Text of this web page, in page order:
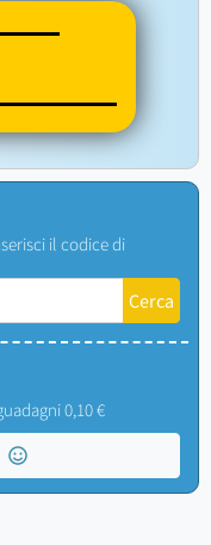
il codice di
0,10 €